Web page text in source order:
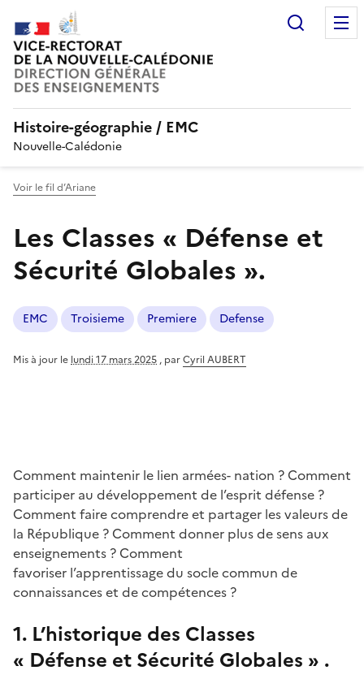
Histoire-géographie / EMC
Nouvelle-Calédonie
Voir le fil d’Ariane
Les Classes « Défense et
Sécurité Globales ».
EMC Troisieme Premiere Defense
Mis à jour le lundi 17 mars 2025 , parCyril AUBERT
Comment maintenir le lien armées- nation ? Comment
participer au développement de l’esprit défense ?
Comment faire comprendre et partager les valeurs de
la République ? Comment donner plus de sens aux
enseignements ? Comment
favoriser l’apprentissage du socle commun de
connaissances et de compétences ?
1. L’historique des Classes
« Défense et Sécurité Globales » .